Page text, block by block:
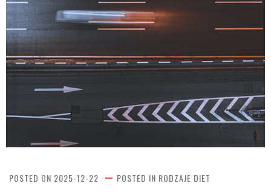
POSTED ON 2025-12-22 POSTED IN RODZAJE DIET